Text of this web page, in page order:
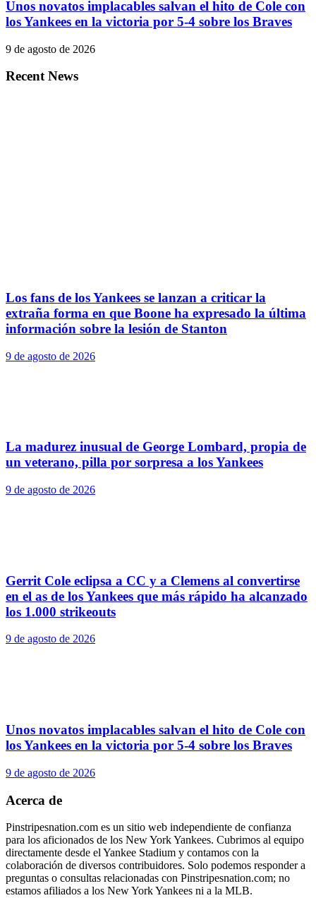
Unos novatos implacables salvan el hito de Cole con
los Yankees en la victoria por 5-4 sobre los Braves
9 de agosto de 2026
Recent News
Los fans de los Yankees se lanzan a criticar la
extraña forma en que Boone ha expresado la última
información sobre la lesión de Stanton
9 de agosto de 2026
La madurez inusual de George Lombard, propia de
un veterano, pilla por sorpresa a los Yankees
9 de agosto de 2026
Gerrit Cole eclipsa a CC y a Clemens al convertirse
en el as de los Yankees que más rápido ha alcanzado
los 1.000 strikeouts
9 de agosto de 2026
Unos novatos implacables salvan el hito de Cole con
los Yankees en la victoria por 5-4 sobre los Braves
9 de agosto de 2026
Acerca de
Pinstripesnation.com es un sitio web independiente de confianza
para los aficionados de los New York Yankees. Cubrimos al equipo
directamente desde el Yankee Stadium y contamos con la
colaboración de diversos contribuidores. Solo podemos responder a
preguntas o consultas relacionadas con Pinstripesnation.com; no
estamos afiliados a los New York Yankees ni a la MLB.